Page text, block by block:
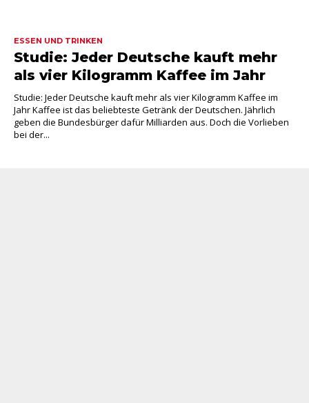
ESSEN UND TRINKEN
Studie: Jeder Deutsche kauft mehr
als vier Kilogramm Kaffee im Jahr
Studie: Jeder Deutsche kauft mehr als vier Kilogramm Kaffee im
Jahr Kaffee ist das beliebteste Getränk der Deutschen. Jährlich
geben die Bundesbürger dafür Milliarden aus. Doch die Vorlieben
bei der...